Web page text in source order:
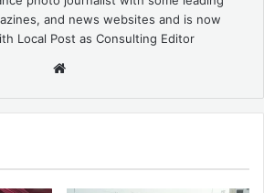
and news websites and is now
Local Post as Consulting Editor